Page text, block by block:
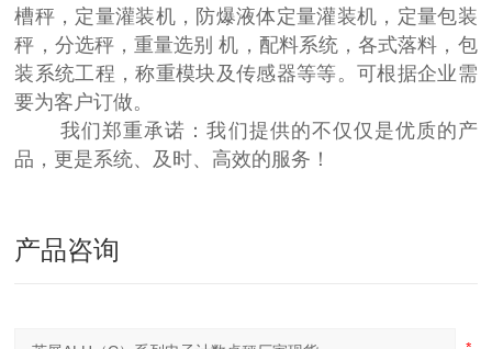
槽秤，定量灌装机，防爆液体定量灌装机，定量包装
秤，分选秤，重量选别 机，配料系统，各式落料，包
装系统工程，称重模块及传感器等等。可根据企业需
要为客户订做。
我们郑重承诺：我们提供的不仅仅是优质的产
品，更是系统、及时、高效的服务！
产品咨询